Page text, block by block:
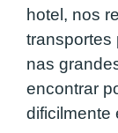
hotel, nos
transportes
nas
encontrar
dificilmente